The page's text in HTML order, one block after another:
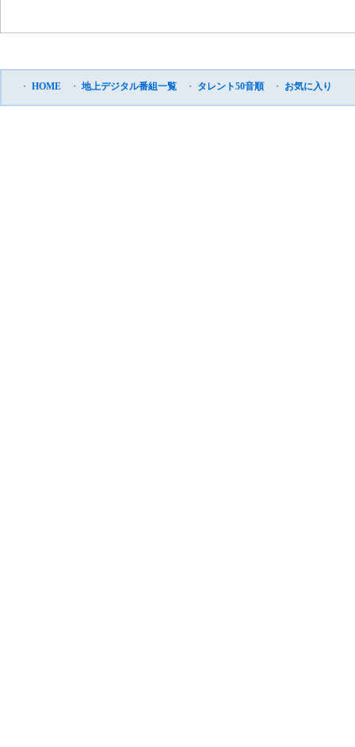
・ HOME ・ 地上デジタル番組一覧 ・ タレント50音順 ・ お気に入り